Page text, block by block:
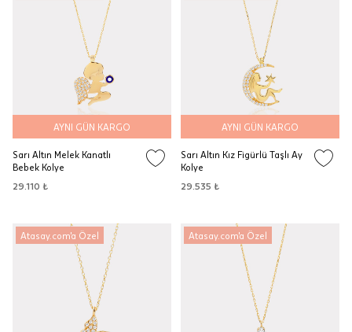
AYNI GÜN KARGO
Sarı Altın Melek Kanatlı
Bebek Kolye
29.110 ₺
AYNI GÜN KARGO
Sarı Altın Kız Figürlü Taşlı Ay
Kolye
29.535 ₺
Atasay.com'a Özel Atasay.com'a Özel